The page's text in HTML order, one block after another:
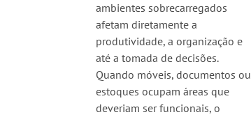
ambientes sobrecarregados
afetam diretamente a
produtividade, a organização e
até a tomada de decisões.
Quando móveis, documentos ou
estoques ocupam áreas que
deveriam ser funcionais, o